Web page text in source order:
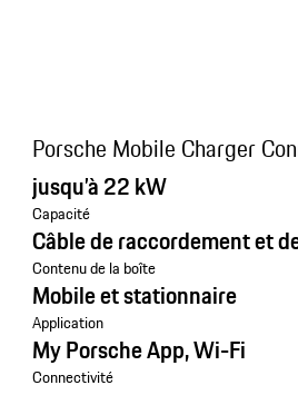
Porsche Mobile Charger
jusqu’à 22 kW
Capacité
Câble de raccordement et
Contenu de la boîte
Mobile et stationnaire
Application
My Porsche App, Wi-Fi
Connectivité